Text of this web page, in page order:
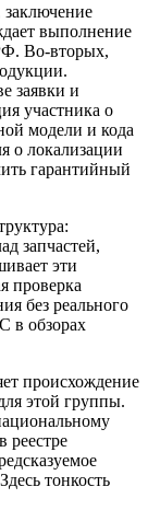
выполнение
Во-вторых,
заявки и
участника о
модели и кода
о локализации
гарантийный
запчастей,
эти
проверка
без реального
в обзорах
происхождение
этой группы.
реестре
тонкость